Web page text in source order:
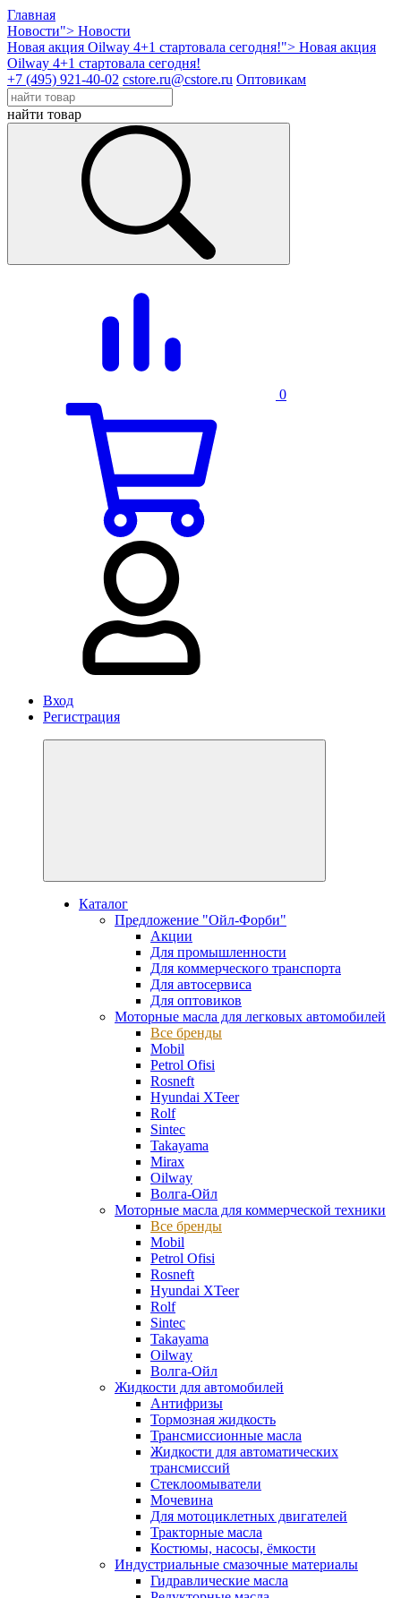
Главная
Новости"> Новости
Новая акция Oilway 4+1 стартовала сегодня!"> Новая акция
Oilway 4+1 стартовала сегодня!
+7 (495) 921-40-02 cstore.ru@cstore.ru Оптовикам
найти товар
0
Вход
Регистрация
Каталог
Предложение "Ойл-Форби"
Акции
Для промышленности
Для коммерческого транспорта
Для автосервиса
Для оптовиков
Моторные масла для легковых автомобилей
Все бренды
Mobil
Petrol Ofisi
Rosneft
Hyundai XTeer
Rolf
Sintec
Takayama
Mirax
Oilway
Волга-Ойл
Моторные масла для коммерческой техники
Все бренды
Mobil
Petrol Ofisi
Rosneft
Hyundai XTeer
Rolf
Sintec
Takayama
Oilway
Волга-Ойл
Жидкости для автомобилей
Антифризы
Тормозная жидкость
Трансмиссионные масла
Жидкости для автоматических
трансмиссий
Стеклоомыватели
Мочевина
Для мотоциклетных двигателей
Тракторные масла
Костюмы, насосы, ёмкости
Индустриальные смазочные материалы
Гидравлические масла